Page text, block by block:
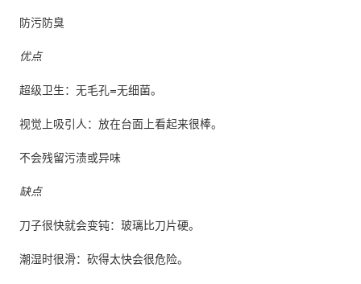
防污防臭
优点
超级卫生：无毛孔=无细菌。
视觉上吸引人：放在台面上看起来很棒。
不会残留污渍或异味
缺点
刀子很快就会变钝：玻璃比刀片硬。
潮湿时很滑：砍得太快会很危险。